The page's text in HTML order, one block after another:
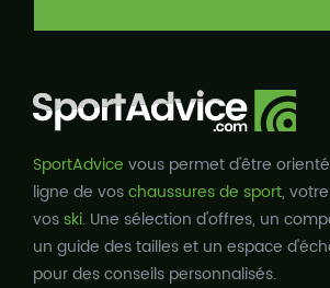
SportAdvice vous permet d'être
ligne de voschaussures de sport, votre
vosski. Une sélection d'offres, un
un guide des tailles et un espace
pour des conseils personnalisés.